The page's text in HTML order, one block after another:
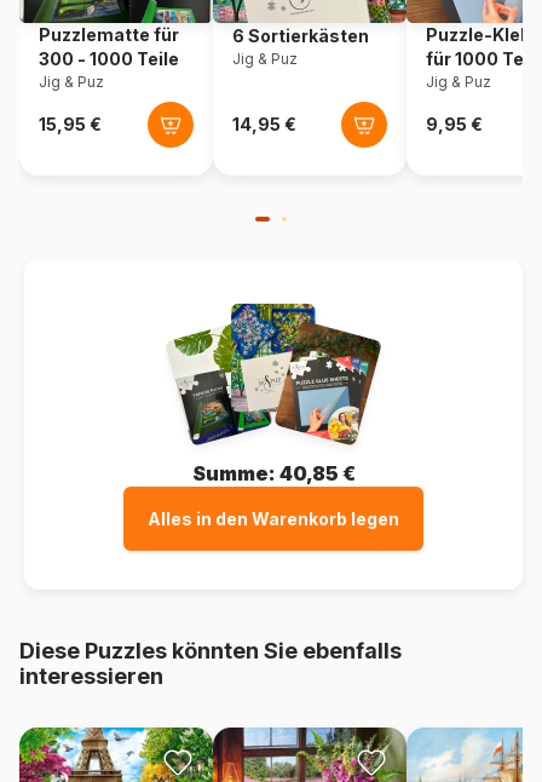
Maße 68 x 47 cm
Puzzlematte für
300 - 1000 Teile
Jig & Puz
6 Sortierkästen
Jig & Puz
Puzzle-
für 1000
Jig & Puz
Summe: 40,85 €
Alles in den Warenkorb legen
Diese Puzzles könnten Sie ebenfalls
interessieren